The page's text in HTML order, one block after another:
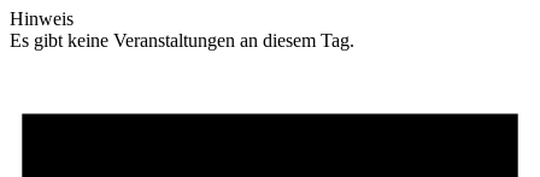
Hinweis
Es gibt keine Veranstaltungen an diesem Tag.